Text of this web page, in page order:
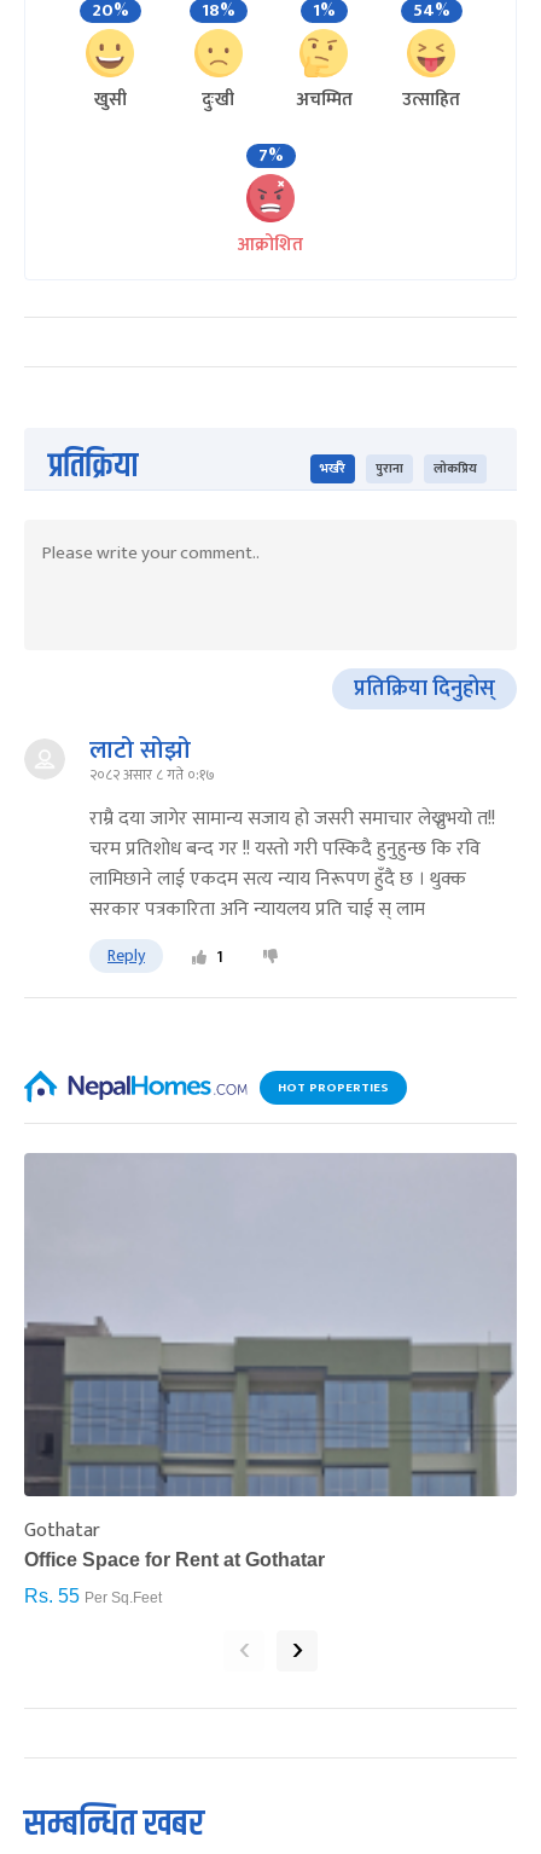
20%
खुसी
18%
दुःखी
1%
अचम्मित
54%
उत्साहित
7%
आक्रोशित
प्रतिक्रिया भर्खरै पुराना लोकप्रिय
प्रतिक्रिया दिनुहोस्
लाटो सोझो
२०८२ असार ८ गते ०:१७
राम्रै दया जागेर सामान्य सजाय हो जसरी समाचार लेख्नुभयो त!!
चरम प्रतिशोध बन्द गर !! यस्तो गरी पस्किदै हुनुहुन्छ कि रवि
लामिछाने लाई एकदम सत्य न्याय निरूपण हुँदै छ । थुक्क
सरकार पत्रकारिता अनि न्यायलय प्रति चाई स् लाम
Reply 1
HOT PROPERTIES
Gothatar
Office Space for Rent at Gothatar
Rs. 55 Per Sq.Feet
‹ ›
सम्बन्धित खबर